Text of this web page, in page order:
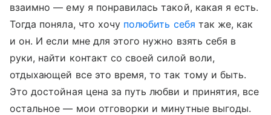
взаимно — ему я понравилась такой, какая я есть.
Тогда поняла, что хочу полюбить себя так же, как
и он. И если мне для этого нужно взять себя в
руки, найти контакт со своей силой воли,
отдыхающей все это время, то так тому и быть.
Это достойная цена за путь любви и принятия, все
остальное — мои отговорки и минутные выгоды.